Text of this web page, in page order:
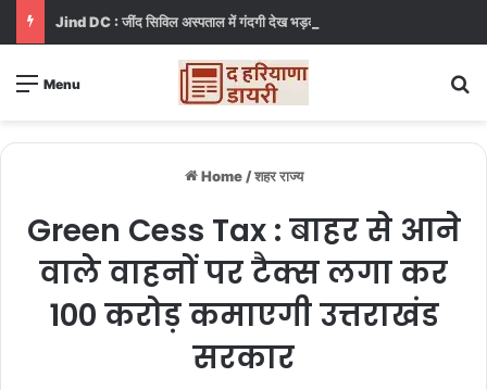
Menu
Home / शहर राज्य
Green Cess Tax : बाहर से आने
वाले वाहनों पर टैक्स लगा कर
100 करोड़ कमाएगी उत्तराखंड
सरकार